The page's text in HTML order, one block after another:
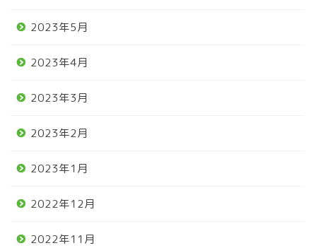
2023年5月
2023年4月
2023年3月
2023年2月
2023年1月
2022年12月
2022年11月